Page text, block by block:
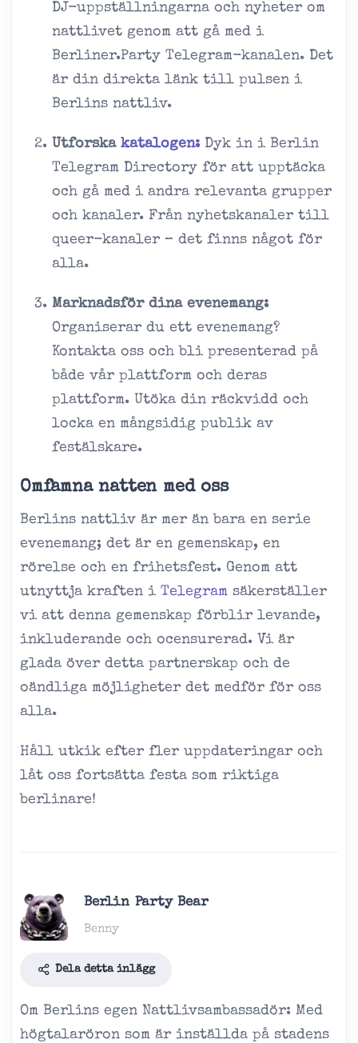
DJ-uppställningarna och nyheter om
nattlivet genom att gå med i
Berliner.Party Telegram-kanalen. Det
är din direkta länk till pulsen i
Berlins nattliv.
Utforska katalogen: Dyk in i Berlin
Telegram Directory för att upptäcka
och gå med i andra relevanta grupper
och kanaler. Från nyhetskanaler till
queer-kanaler – det finns något för
alla.
Marknadsför dina evenemang:
Organiserar du ett evenemang?
Kontakta oss och bli presenterad på
både vår plattform och deras
plattform. Utöka din räckvidd och
locka en mångsidig publik av
festälskare.
Omfamna natten med oss
Berlins nattliv är mer än bara en serie
evenemang; det är en gemenskap, en
rörelse och en frihetsfest. Genom att
utnyttja kraften i Telegram säkerställer
vi att denna gemenskap förblir levande,
inkluderande och ocensurerad. Vi är
glada över detta partnerskap och de
oändliga möjligheter det medför för oss
alla.
Håll utkik efter fler uppdateringar och
låt oss fortsätta festa som riktiga
berlinare!
Berlin Party Bear
Benny
Dela detta inlägg
Om Berlins egen Nattlivsambassadör: Med
högtalaröron som är inställda på stadens